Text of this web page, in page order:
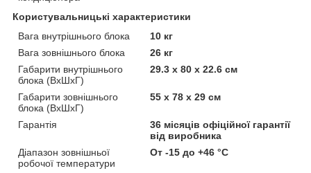
Користувальницькі характеристики
Вага внутрішнього блока
10 кг
Вага зовнішнього блока
26 кг
Габарити внутрішнього
блока (ВхШхГ)
29.3 х 80 х 22.6 см
Габарити зовнішнього
блока (ВхШхГ)
55 х 78 х 29 см
Гарантія
36 місяців офіційної гарантії
від виробника
Діапазон зовнішньої
робочої температури
От -15 до +46 °С